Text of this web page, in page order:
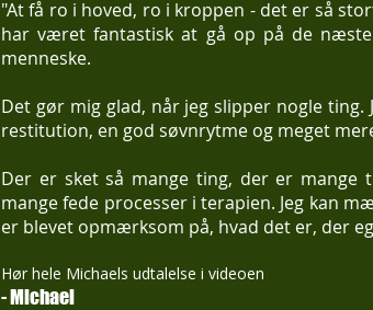
"At få ro i hoved, ro i kroppen - det er så
har været fantastisk at gå op på de
menneske.
Det gør mig glad, når jeg slipper nogle
restitution, en god søvnrytme og meget
Der er sket så mange ting, der er
mange fede processer i terapien. Jeg kan
er blevet opmærksom på, hvad det er, der
Hør hele Michaels udtalelse i videoen
- Michael